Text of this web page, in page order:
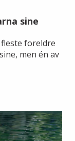
sine
foreldre
men én av